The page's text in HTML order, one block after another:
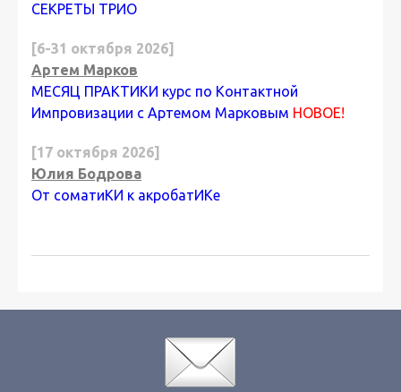
СЕКРЕТЫ ТРИО
[6-31 октября 2026]
Артем Марков
МЕСЯЦ ПРАКТИКИ курс по Контактной
Импровизации с Артемом Марковым НОВОЕ!
[17 октября 2026]
Юлия Бодрова
От соматиКИ к акробатИКе